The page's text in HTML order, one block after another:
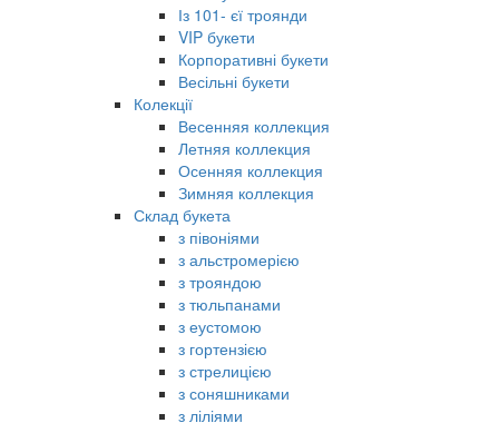
Із 101- єї троянди
VIP букети
Корпоративні букети
Весільні букети
Колекції
Весенняя коллекция
Летняя коллекция
Осенняя коллекция
Зимняя коллекция
Склад букета
з півоніями
з альстромерією
з трояндою
з тюльпанами
з еустомою
з гортензією
з стрелицією
з соняшниками
з ліліями